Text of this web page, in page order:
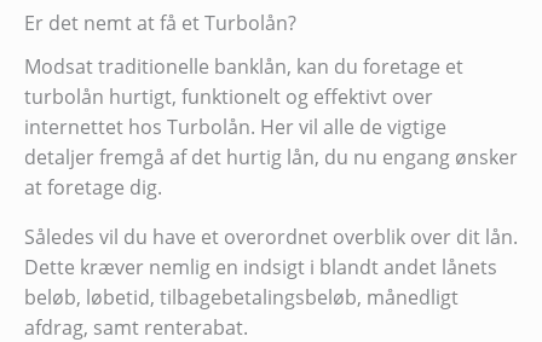
Er det nemt at få et Turbolån?
Modsat traditionelle banklån, kan du foretage et
turbolån hurtigt, funktionelt og effektivt over
internettet hos Turbolån. Her vil alle de vigtige
detaljer fremgå af det hurtig lån, du nu engang ønsker
at foretage dig.
Således vil du have et overordnet overblik over dit lån.
Dette kræver nemlig en indsigt i blandt andet lånets
beløb, løbetid, tilbagebetalingsbeløb, månedligt
afdrag, samt renterabat.